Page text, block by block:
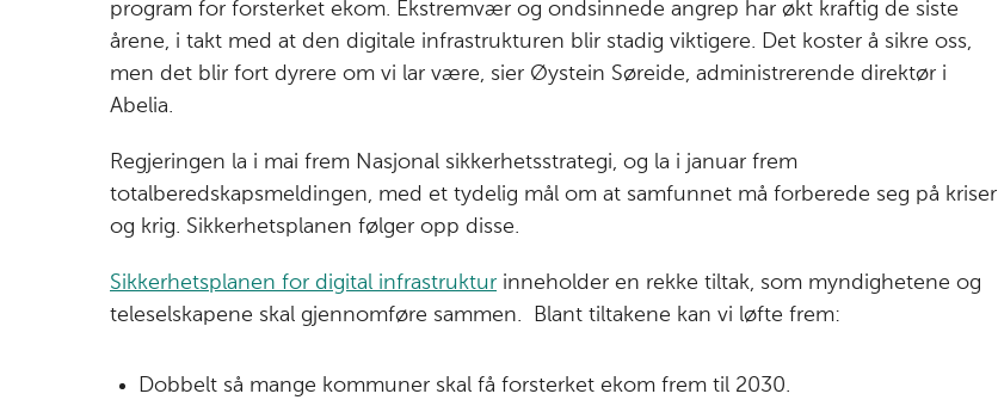
program for forsterket ekom. Ekstremvær og ondsinnede angrep har økt kraftig de siste
årene, i takt med at den digitale infrastrukturen blir stadig viktigere. Det koster å sikre oss,
men det blir fort dyrere om vi lar være, sier Øystein Søreide, administrerende direktør i
Abelia.
Regjeringen la i mai frem Nasjonal sikkerhetsstrategi, og la i januar frem
totalberedskapsmeldingen, med et tydelig mål om at samfunnet må forberede seg på kriser
og krig. Sikkerhetsplanen følger opp disse.
Sikkerhetsplanen for digital infrastruktur inneholder en rekke tiltak, som myndighetene og
teleselskapene skal gjennomføre sammen. Blant tiltakene kan vi løfte frem:
Dobbelt så mange kommuner skal få forsterket ekom frem til 2030.